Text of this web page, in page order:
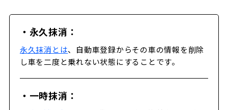
・永久抹消：
永久抹消とは、自動車登録からその車の情報を削除
し車を二度と乗れない状態にすることです。
・一時抹消：